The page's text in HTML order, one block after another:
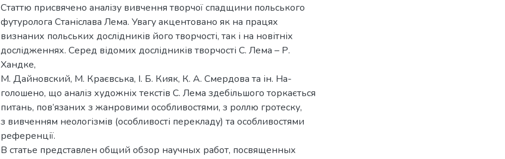
Статтю присвячено аналізу вивчення творчої спадщини польського
футуролога Станіслава Лема. Увагу акцентовано як на працях
визнаних польських дослідників його творчості, так і на новітніх
дослідженнях. Cеред відомих дослідників творчості С. Лема – Р.
Хандке,
М. Дайновский, М. Краєвська, І. Б. Кияк, К. А. Смердова та ін. На-
голошено, що аналіз художніх текстів С. Лема здебільшого торкається
питань, пов’язаних з жанровими особливостями, з роллю гротеску,
з вивченням неологізмів (особливості перекладу) та особливостями
референції.
В статье представлен общий обзор научных работ, посвященных